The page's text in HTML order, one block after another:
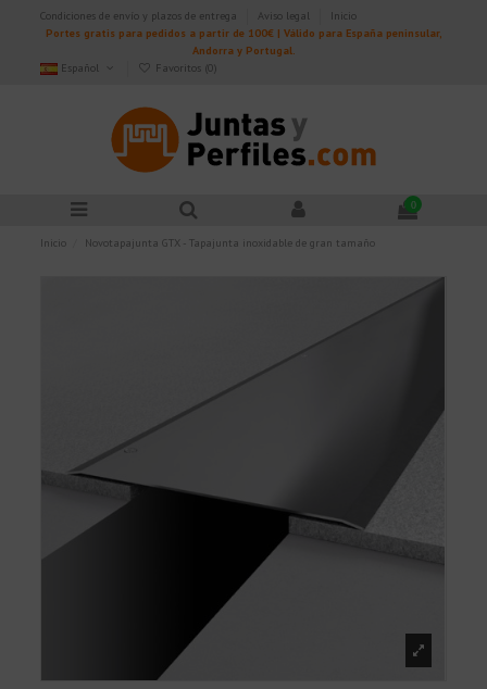
Condiciones de envío y plazos de entrega Aviso legal
Inicio
Portes gratis para pedidos a partir de 100€ | Válido para España peninsular,
Andorra y Portugal.
Español
Favoritos (0)
0
Inicio Novotapajunta GTX - Tapajunta inoxidable de gran tamaño